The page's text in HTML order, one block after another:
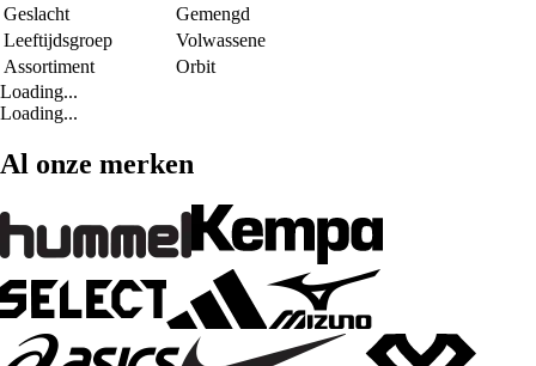
Geslacht
Gemengd
Leeftijdsgroep
Volwassene
Assortiment
Orbit
Loading...
Loading...
Al onze merken